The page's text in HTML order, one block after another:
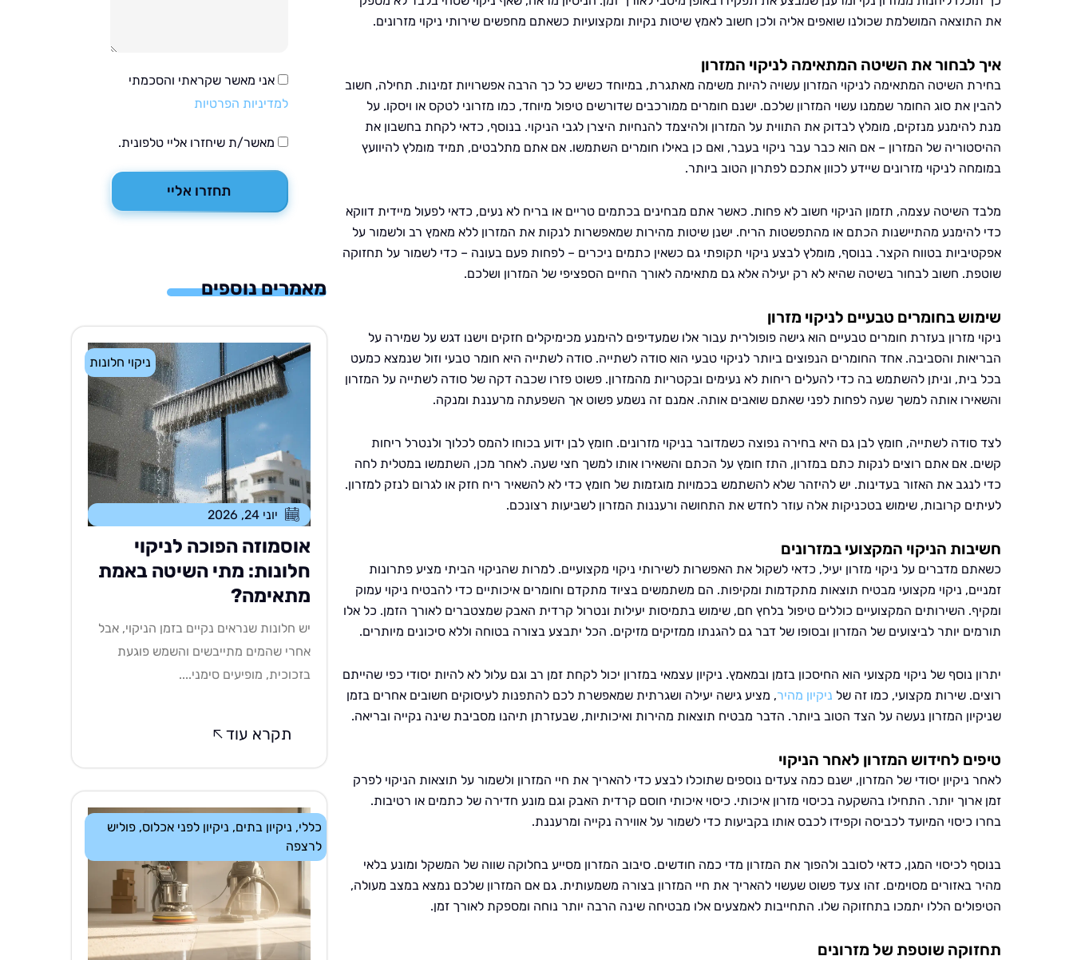
את התוצאה המושלמת שכולנו שואפים אליה ולכן חשוב לאמץ שיטות נקיות ומקצועיות כשאתם מחפשים שירותי ניקוי מזרונים.
איך לבחור את השיטה המתאימה לניקוי המזרון
בחירת השיטה המתאימה לניקוי המזרון עשויה להיות משימה מאתגרת, במיוחד כשיש כל כך הרבה אפשרויות זמינות. תחילה, חשוב
להבין את סוג החומר שממנו עשוי המזרון שלכם. ישנם חומרים ממורכבים שדורשים טיפול מיוחד, כמו מזרוני לטקס או ויסקו. על
מנת להימנע מנזקים, מומלץ לבדוק את התווית על המזרון ולהיצמד להנחיות היצרן לגבי הניקוי. בנוסף, כדאי לקחת בחשבון את
ההיסטוריה של המזרון – אם הוא כבר עבר ניקוי בעבר, ואם כן באילו חומרים השתמשו. אם אתם מתלבטים, תמיד מומלץ להיוועץ
במומחה לניקוי מזרונים שיידע לכוון אתכם לפתרון הטוב ביותר.
מלבד השיטה עצמה, תזמון הניקוי חשוב לא פחות. כאשר אתם מבחינים בכתמים טריים או בריח לא נעים, כדאי לפעול מיידית דווקא
כדי להימנע מהתיישנות הכתם או מהתפשטות הריח. ישנן שיטות מהירות שמאפשרות לנקות את המזרון ללא מאמץ רב ולשמור על
אפקטיביות בטווח הקצר. בנוסף, מומלץ לבצע ניקוי תקופתי גם כשאין כתמים ניכרים – לפחות פעם בעונה – כדי לשמור על תחזוקה
שוטפת. חשוב לבחור בשיטה שהיא לא רק יעילה אלא גם מתאימה לאורך החיים הספציפי של המזרון ושלכם.
שימוש בחומרים טבעיים לניקוי מזרון
ניקוי מזרון בעזרת חומרים טבעיים הוא גישה פופולרית עבור אלו שמעדיפים להימנע מכימיקלים חזקים וישנו דגש על שמירה על
הבריאות והסביבה. אחד החומרים הנפוצים ביותר לניקוי טבעי הוא סודה לשתייה. סודה לשתייה היא חומר טבעי וזול שנמצא כמעט
בכל בית, וניתן להשתמש בה כדי להעלים ריחות לא נעימים ובקטריות מהמזרון. פשוט פזרו שכבה דקה של סודה לשתייה על המזרון
והשאירו אותה למשך שעה לפחות לפני שאתם שואבים אותה. אמנם זה נשמע פשוט אך השפעתה מרעננת ומנקה.
לצד סודה לשתייה, חומץ לבן גם היא בחירה נפוצה כשמדובר בניקוי מזרונים. חומץ לבן ידוע בכוחו להמס לכלוך ולנטרל ריחות
קשים. אם אתם רוצים לנקות כתם במזרון, התז חומץ על הכתם והשאירו אותו למשך חצי שעה. לאחר מכן, השתמשו במטלית לחה
כדי לנגב את האזור בעדינות. יש להיזהר שלא להשתמש בכמויות מוגזמות של חומץ כדי לא להשאיר ריח חזק או לגרום לנזק למזרון.
לעיתים קרובות, שימוש בטכניקות אלה עוזר לחדש את התחושה ורעננות המזרון לשביעות רצונכם.
חשיבות הניקוי המקצועי במזרונים
כשאתם מדברים על ניקוי מזרון יעיל, כדאי לשקול את האפשרות לשירותי ניקוי מקצועיים. למרות שהניקוי הביתי מציע פתרונות
זמניים, ניקוי מקצועי מבטיח תוצאות מתקדמות ומקיפות. הם משתמשים בציוד מתקדם וחומרים איכותיים כדי להבטיח ניקוי עמוק
ומקיף. השירותים המקצועיים כוללים טיפול בלחץ חם, שימוש בתמיסות יעילות ונטרול קרדית האבק שמצטברים לאורך הזמן. כל אלו
תורמים יותר לביצועים של המזרון ובסופו של דבר גם להגנתו ממזיקים מזיקים. הכל יתבצע בצורה בטוחה וללא סיכונים מיותרים.
יתרון נוסף של ניקוי מקצועי הוא החיסכון בזמן ובמאמץ. ניקיון עצמאי במזרון יכול לקחת זמן רב וגם עלול לא להיות יסודי כפי שהייתם
רוצים. שירות מקצועי, כמו זה של ניקיון מהיר, מציע גישה יעילה ושגרתית שמאפשרת לכם להתפנות לעיסוקים חשובים אחרים בזמן
שניקיון המזרון נעשה על הצד הטוב ביותר. הדבר מבטיח תוצאות מהירות ואיכותיות, שבעזרתן תיהנו מסביבת שינה נקייה ובריאה.
טיפים לחידוש המזרון לאחר הניקוי
לאחר ניקיון יסודי של המזרון, ישנם כמה צעדים נוספים שתוכלו לבצע כדי להאריך את חיי המזרון ולשמור על תוצאות הניקוי לפרק
זמן ארוך יותר. התחילו בהשקעה בכיסוי מזרון איכותי. כיסוי איכותי חוסם קרדית האבק וגם מונע חדירה של כתמים או רטיבות.
בחרו כיסוי המיועד לכביסה וקפידו לכבס אותו בקביעות כדי לשמור על אווירה נקייה ומרעננת.
בנוסף לכיסוי המגן, כדאי לסובב ולהפוך את המזרון מדי כמה חודשים. סיבוב המזרון מסייע בחלוקה שווה של המשקל ומונע בלאי
מהיר באזורים מסוימים. זהו צעד פשוט שעשוי להאריך את חיי המזרון בצורה משמעותית. גם אם המזרון שלכם נמצא במצב מעולה,
הטיפולים הללו יתמכו בתחזוקה שלו. התחייבות לאמצעים אלו מבטיחה שינה הרבה יותר נוחה ומספקת לאורך זמן.
תחזוקה שוטפת של מזרונים
אני מאשר שקראתי והסכמתי
למדיניות הפרטיות
מאשר/ת שיחזרו אליי טלפונית.
תחזרו אליי
מאמרים נוספים
ניקוי חלונות
יוני 24, 2026
אוסמוזה הפוכה לניקוי
חלונות: מתי השיטה באמת
מתאימה?
יש חלונות שנראים נקיים בזמן הניקוי, אבל
אחרי שהמים מתייבשים והשמש פוגעת
בזכוכית, מופיעים סימני....
תקרא עוד
כללי, ניקיון בתים, ניקיון לפני אכלוס,פוליש
לרצפה